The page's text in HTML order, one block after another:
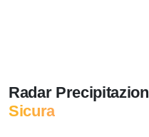
Radar
Sicura